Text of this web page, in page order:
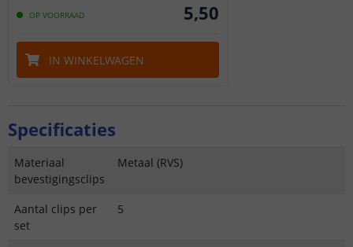
OP VOORRAAD 5,50
IN WINKELWAGEN
Specificaties
Materiaal
bevestigingsclips
Metaal (RVS)
Aantal clips per
set
5